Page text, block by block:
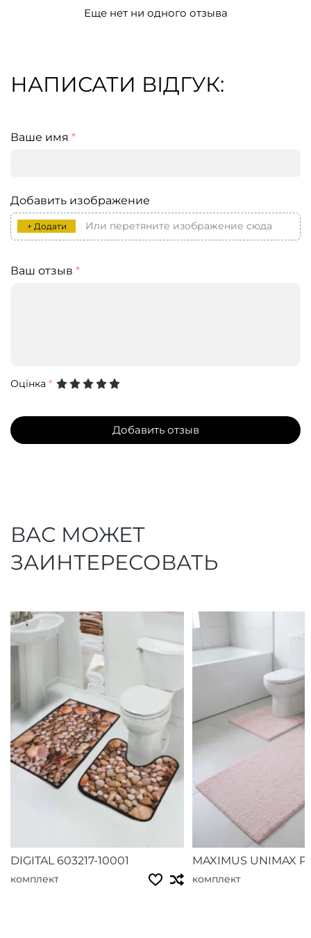
Еще нет ни одного отзыва
НАПИСАТИ ВІДГУК:
Ваше имя *
Добавить изображение
+ Додати Или перетяните изображение сюда
Ваш отзыв *
Оцінка *
Добавить отзыв
ВАС МОЖЕТ
ЗАИНТЕРЕСОВАТЬ
DIGITAL 603217-10001
комплект
MAXIMUS UNIMAX
комплект